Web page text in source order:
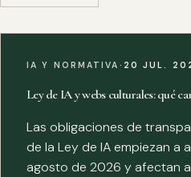
IA Y NORMATIVA · 20 JUL.
Ley de IA y webs culturales: qué
Las obligaciones de
de la Ley de IA empiezan a
agosto de 2026 y afectan